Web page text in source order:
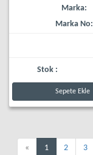
Marka:
Marka No:
Stok :
Sepete Ekle
« 1 2 3